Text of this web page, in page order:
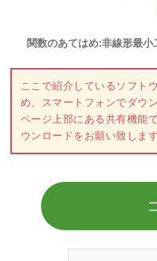
関数のあてはめ:非線形最
ここで紹介しているソフト
め、スマートフォンでダウ
ページ上部にある共有機能
ウンロードをお願い致します